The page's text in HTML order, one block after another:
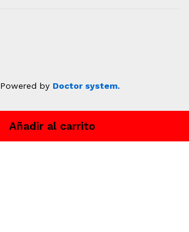
Añadir al carrito
by Doctor system.